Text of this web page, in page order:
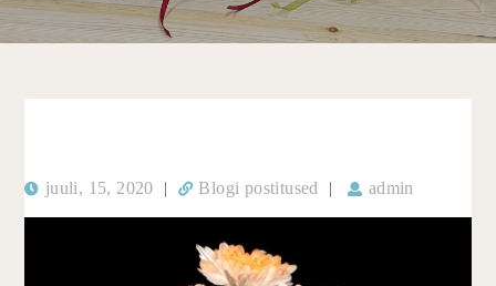
juuli, 15, 2020 | Blogi postitused | admin